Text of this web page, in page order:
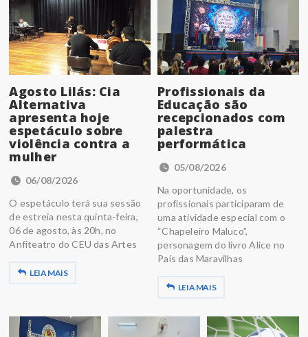
Agosto Lilás: Cia
Alternativa
apresenta hoje
espetáculo sobre
violência contra a
mulher
06/08/2026
O espetáculo terá sua sessão
de estreia nesta quinta-feira,
06 de agosto, às 20h, no
Anfiteatro do CEU das Artes
LEIA MAIS
Profissionais da
Educação são
recepcionados com
palestra
performática
05/08/2026
Na oportunidade, os
profissionais participaram de
uma atividade especial com o
“Chapeleiro Maluco”,
personagem do livro Alice no
País das Maravilhas
LEIA MAIS